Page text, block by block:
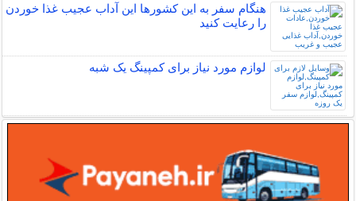
هنگام سفر به این کشورها این آداب عجیب غذا خوردن
را رعایت کنید
لوازم مورد نیاز برای کمپینگ یک شبه